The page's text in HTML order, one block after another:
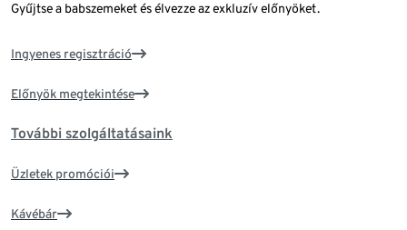
Gyűjtse a babszemeket és élvezze az exkluzív előnyöket.
Ingyenes regisztráció
Előnyök megtekintése
További szolgáltatásaink
Üzletek promóciói
Kávébár